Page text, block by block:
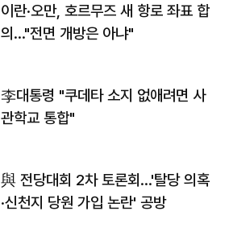
이란·오만, 호르무즈 새 항로 좌표 합
의…"전면 개방은 아냐"
李대통령 "쿠데타 소지 없애려면 사
관학교 통합"
與 전당대회 2차 토론회…'탈당 의혹
·신천지 당원 가입 논란' 공방